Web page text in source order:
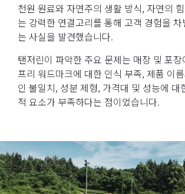
천원 원료와 자연주의 생활 방식, 자연의
는 강력한 연결고리를 통해 고객 경험을
는 사실을 발견했습니다.
탠저린이 파악한 주요 문제는 매장 및 포
프리 워드마크에 대한 인식 부족, 제품 이
인 불일치, 성분 제형, 가격대 및 성능에 대
적 요소가 부족하다는 점이었습니다.